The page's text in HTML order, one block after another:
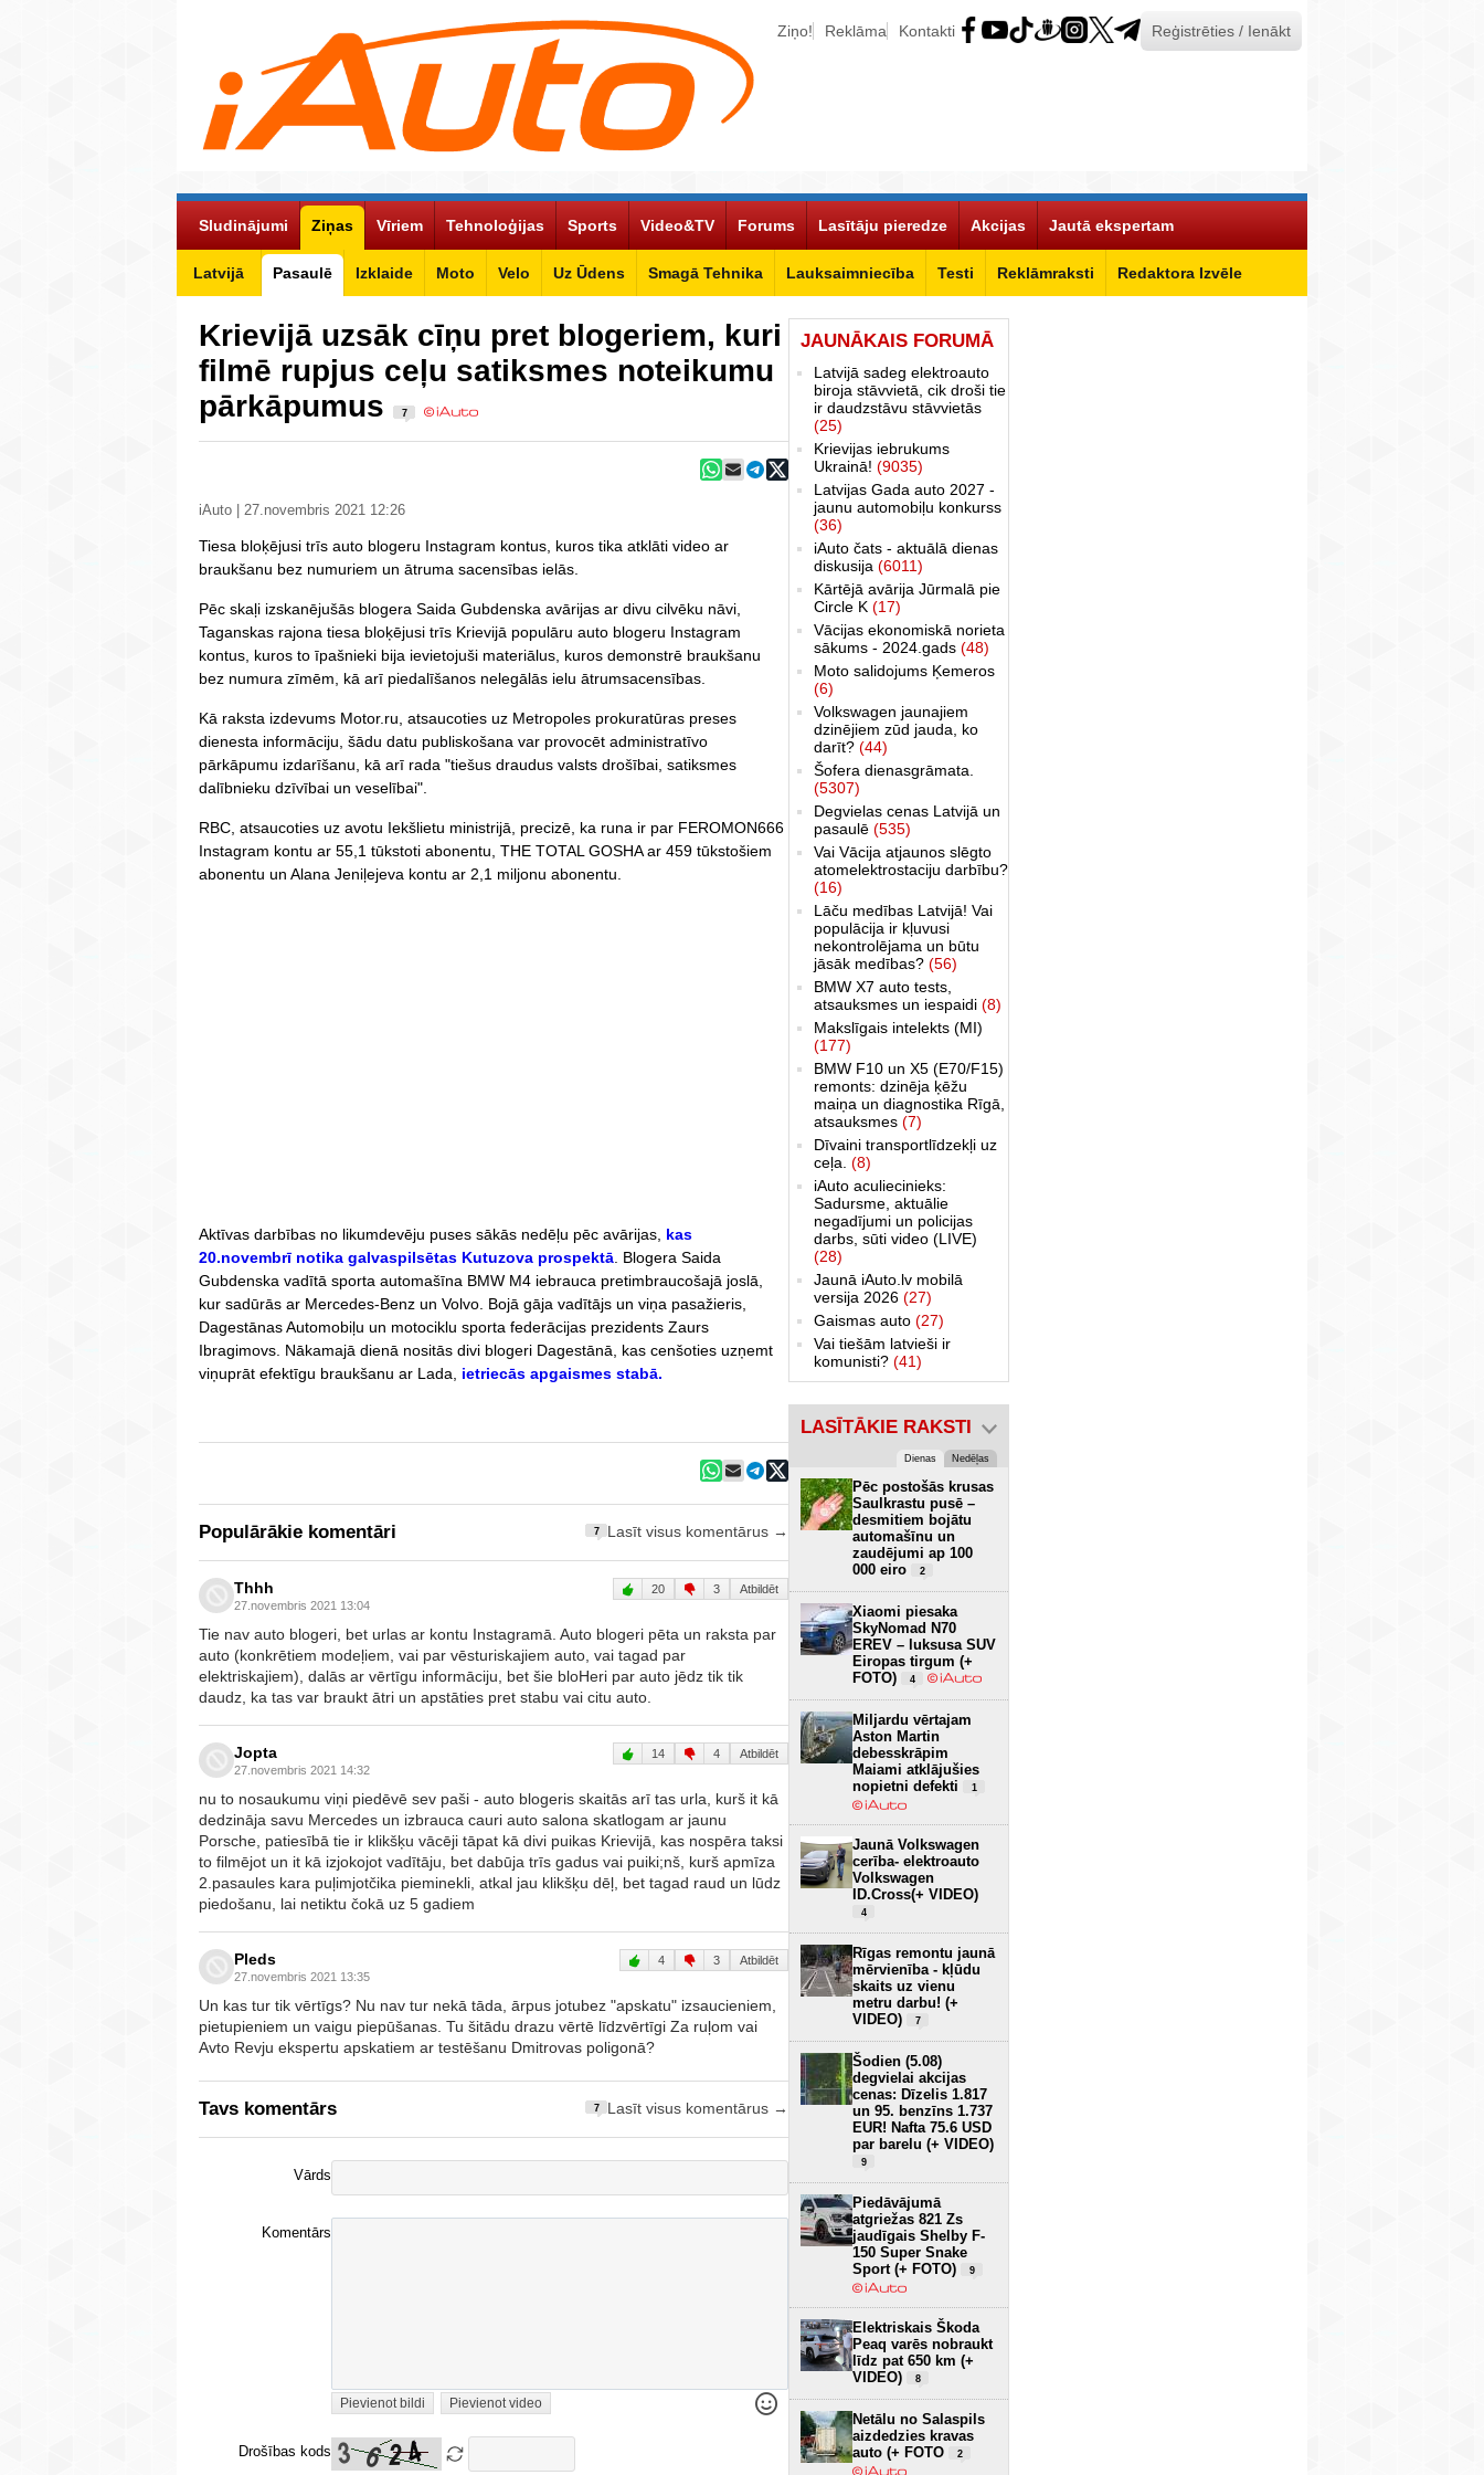
Ziņo! Reklāma Kontakti Reģistrēties / Ienākt
Sludinājumi Ziņas
Latvijā Pasaulē Izklaide Moto Velo Uz Ūdens Smagā Tehnika Lauksaimniecība Testi Reklāmraksti Redaktora Izvēle
Vīriem Tehnoloģijas Sports Video&TV Forums Lasītāju pieredze Akcijas Jautā ekspertam
Krievijā uzsāk cīņu pret blogeriem, kuri
filmē rupjus ceļu satiksmes noteikumu
pārkāpumus
7
iAuto | 27.novembris 2021 12:26
Tiesa bloķējusi trīs auto blogeru Instagram kontus, kuros tika atklāti video ar
braukšanu bez numuriem un ātruma sacensības ielās.
Pēc skaļi izskanējušās blogera Saida Gubdenska avārijas ar divu cilvēku nāvi,
Taganskas rajona tiesa bloķējusi trīs Krievijā populāru auto blogeru Instagram
kontus, kuros to īpašnieki bija ievietojuši materiālus, kuros demonstrē braukšanu
bez numura zīmēm, kā arī piedalīšanos nelegālās ielu ātrumsacensības.
Kā raksta izdevums Motor.ru, atsaucoties uz Metropoles prokuratūras preses
dienesta informāciju, šādu datu publiskošana var provocēt administratīvo
pārkāpumu izdarīšanu, kā arī rada "tiešus draudus valsts drošībai, satiksmes
dalībnieku dzīvībai un veselībai".
RBC, atsaucoties uz avotu Iekšlietu ministrijā, precizē, ka runa ir par FEROMON666
Instagram kontu ar 55,1 tūkstoti abonentu, THE TOTAL GOSHA ar 459 tūkstošiem
abonentu un Alana Jeniļejeva kontu ar 2,1 miljonu abonentu.
Aktīvas darbības no likumdevēju puses sākās nedēļu pēc avārijas, kas
20.novembrī notika galvaspilsētas Kutuzova prospektā . Blogera Saida
Gubdenska vadītā sporta automašīna BMW M4 iebrauca pretimbraucošajā joslā,
kur sadūrās ar Mercedes-Benz un Volvo. Bojā gāja vadītājs un viņa pasažieris,
Dagestānas Automobiļu un motociklu sporta federācijas prezidents Zaurs
Ibragimovs. Nākamajā dienā nositās divi blogeri Dagestānā, kas cenšoties uzņemt
viņuprāt efektīgu braukšanu ar Lada, ietriecās apgaismes stabā.
Populārākie komentāri 7 Lasīt visus komentārus →
Thhh
27.novembris 2021 13:04
20 3 Atbildēt
Tie nav auto blogeri, bet urlas ar kontu Instagramā. Auto blogeri pēta un raksta par
auto (konkrētiem modeļiem, vai par vēsturiskajiem auto, vai tagad par
elektriskajiem), dalās ar vērtīgu informāciju, bet šie bloHeri par auto jēdz tik tik
daudz, ka tas var braukt ātri un apstāties pret stabu vai citu auto.
Jopta
27.novembris 2021 14:32
14 4 Atbildēt
nu to nosaukumu viņi piedēvē sev paši - auto blogeris skaitās arī tas urla, kurš it kā
dedzināja savu Mercedes un izbrauca cauri auto salona skatlogam ar jaunu
Porsche, patiesībā tie ir klikšķu vācēji tāpat kā divi puikas Krievijā, kas nospēra taksi
to filmējot un it kā izjokojot vadītāju, bet dabūja trīs gadus vai puiki;nš, kurš apmīza
2.pasaules kara puļimjotčika pieminekli, atkal jau klikšķu dēļ, bet tagad raud un lūdz
piedošanu, lai netiktu čokā uz 5 gadiem
Pleds
27.novembris 2021 13:35
4 3 Atbildēt
Un kas tur tik vērtīgs? Nu nav tur nekā tāda, ārpus jotubez "apskatu" izsaucieniem,
pietupieniem un vaigu piepūšanas. Tu šitādu drazu vērtē līdzvērtīgi Za ruļom vai
Avto Revju ekspertu apskatiem ar testēšanu Dmitrovas poligonā?
Tavs komentārs 7 Lasīt visus komentārus →
Vārds
Komentārs
Pievienot bildi Pievienot video
Drošības kods
JAUNĀKAIS FORUMĀ
Latvijā sadeg elektroauto
biroja stāvvietā, cik droši tie
ir daudzstāvu stāvvietās
(25)
Krievijas iebrukums
Ukrainā! (9035)
Latvijas Gada auto 2027 -
jaunu automobiļu konkurss
(36)
iAuto čats - aktuālā dienas
diskusija (6011)
Kārtējā avārija Jūrmalā pie
Circle K (17)
Vācijas ekonomiskā norieta
sākums - 2024.gads (48)
Moto salidojums Ķemeros
(6)
Volkswagen jaunajiem
dzinējiem zūd jauda, ko
darīt? (44)
Šofera dienasgrāmata.
(5307)
Degvielas cenas Latvijā un
pasaulē (535)
Vai Vācija atjaunos slēgto
atomelektrostaciju darbību?
(16)
Lāču medības Latvijā! Vai
populācija ir kļuvusi
nekontrolējama un būtu
jāsāk medības? (56)
BMW X7 auto tests,
atsauksmes un iespaidi (8)
Makslīgais intelekts (MI)
(177)
BMW F10 un X5 (E70/F15)
remonts: dzinēja ķēžu
maiņa un diagnostika Rīgā,
atsauksmes (7)
Dīvaini transportlīdzekļi uz
ceļa. (8)
iAuto aculiecinieks:
Sadursme, aktuālie
negadījumi un policijas
darbs, sūti video (LIVE)
(28)
Jaunā iAuto.lv mobilā
versija 2026 (27)
Gaismas auto (27)
Vai tiešām latvieši ir
komunisti? (41)
LASĪTĀKIE RAKSTI
Dienas Nedēļas
Pēc postošās krusas
Saulkrastu pusē –
desmitiem bojātu
automašīnu un
zaudējumi ap 100
000 eiro
2
Xiaomi piesaka
SkyNomad N70
EREV – luksusa SUV
Eiropas tirgum (+
FOTO)
4
Miljardu vērtajam
Aston Martin
debesskrāpim
Maiami atklājušies
nopietni defekti
1
Jaunā Volkswagen
cerība- elektroauto
Volkswagen
ID.Cross(+ VIDEO)
4
Rīgas remontu jaunā
mērvienība - kļūdu
skaits uz vienu
metru darbu! (+
VIDEO)
7
Šodien (5.08)
degvielai akcijas
cenas: Dīzelis 1.817
un 95. benzīns 1.737
EUR! Nafta 75.6 USD
par barelu (+ VIDEO)
9
Piedāvājumā
atgriežas 821 Zs
jaudīgais Shelby F-
150 Super Snake
Sport (+ FOTO)
9
Elektriskais Škoda
Peaq varēs nobraukt
līdz pat 650 km (+
VIDEO)
8
Netālu no Salaspils
aizdedzies kravas
auto (+ FOTO
2